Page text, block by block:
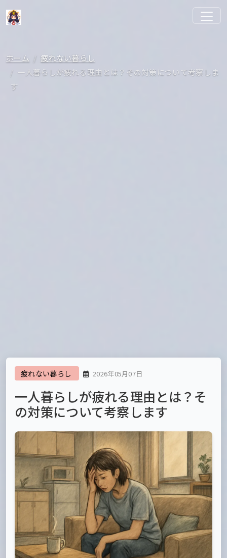
ホーム
疲れない暮らし
一人暮らしが疲れる理由とは？その対策について考察しま
す
疲れない暮らし 2026年05月07日
一人暮らしが疲れる理由とは？そ
の対策について考察します